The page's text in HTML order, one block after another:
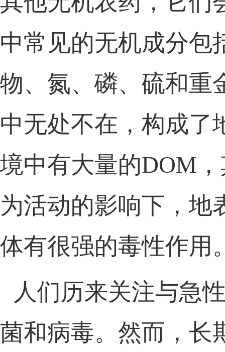
中常见的无机成分包
物、氮、磷、硫和重
中无处不在，构成了
境中有大量的DOM
为活动的影响下 ，地
体有很强的毒性作用
人们历来关注与急
菌和病毒。 然而 ， 长